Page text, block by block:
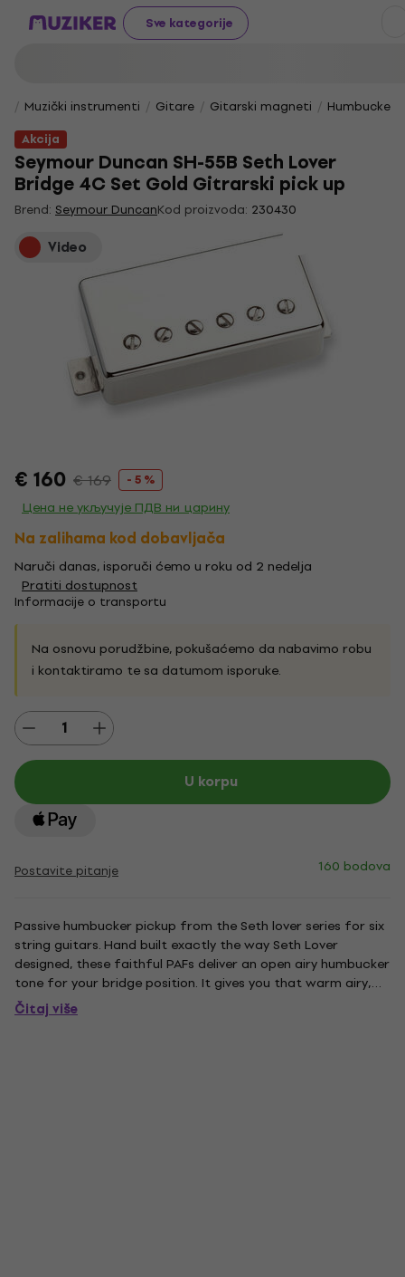
Sve kategorije
Muzički instrumenti Gitare Gitarski magneti
Humbucker
Akcija
Seymour Duncan SH-55B Seth Lover
Bridge 4C Set Gold Gitrarski pick up
Brend: Seymour DuncanKod proizvoda: 230430
Video
€ 160 € 169 - 5 %
Цена не укључује ПДВ ни царину
Na zalihama kod dobavljača
Naruči danas, isporuči ćemo u roku od 2 nedelja
Pratiti dostupnost
Informacije o transportu
Na osnovu porudžbine, pokušaćemo da nabavimo robu
i kontaktiramo te sa datumom isporuke.
U korpu
Postavite pitanje 160 bodova
Passive humbucker pickup from the Seth lover series for six
string guitars. Hand built exactly the way Seth Lover
designed, these faithful PAFs deliver an open airy humbucker
tone for your bridge position. It gives you that warm airy,
open tone by striking just the right balance of low end
warmth with a smooth but articulate top end. The alnico...
Čitaj više